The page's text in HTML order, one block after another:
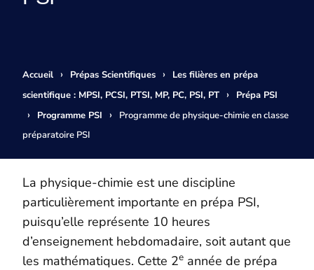
Accueil › Prépas Scientifiques ›
Les filières en prépa
scientifique : MPSI, PCSI, PTSI, MP, PC, PSI, PT › Prépa PSI
› Programme PSI ›
Programme de physique-chimie en classe
préparatoire PSI
La physique-chimie est une discipline
particulièrement importante en prépa PSI,
puisqu’elle représente 10 heures
d’enseignement hebdomadaire, soit autant que
les mathématiques. Cette 2e année de prépa